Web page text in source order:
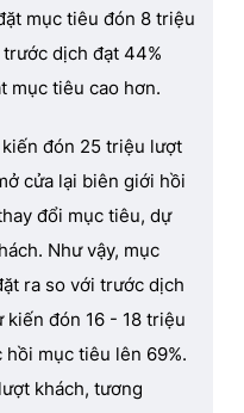
mục tiêu đón 8 triệu
dịch đạt 44%
mục tiêu cao hơn.
kiến đón 25 triệu lượt
cửa lại biên giới hồi
đổi mục tiêu, dự
Như vậy, mục
ra so với trước dịch
kiến đón 16 - 18 triệu
mục tiêu lên 69%.
khách, tương